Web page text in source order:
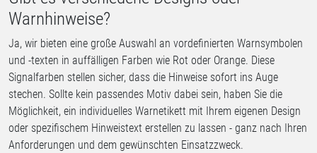
Warnhinweise?
Ja, wir bieten eine große Auswahl an vordefinierten Warnsymbolen
und -texten in auffälligen Farben wie Rot oder Orange. Diese
Signalfarben stellen sicher, dass die Hinweise sofort ins Auge
stechen. Sollte kein passendes Motiv dabei sein, haben Sie die
Möglichkeit, ein individuelles Warnetikett mit Ihrem eigenen Design
oder spezifischem Hinweistext erstellen zu lassen - ganz nach Ihren
Anforderungen und dem gewünschten Einsatzzweck.